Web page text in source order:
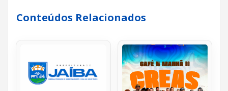
Conteúdos Relacionados